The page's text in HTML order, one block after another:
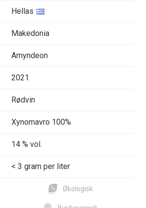
Hellas
Makedonia
Amyndeon
2021
Rødvin
Xynomavro 100%
14 % vol.
< 3 gram per liter
Økologisk